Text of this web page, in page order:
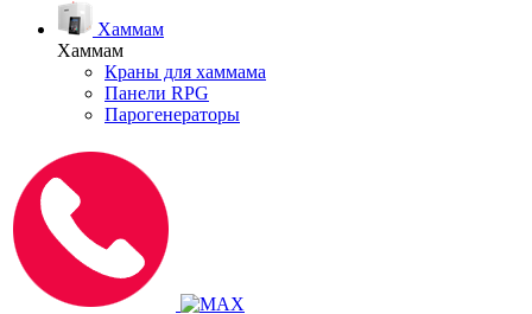
Хаммам
Хаммам
Краны для хаммама
Панели RPG
Парогенераторы